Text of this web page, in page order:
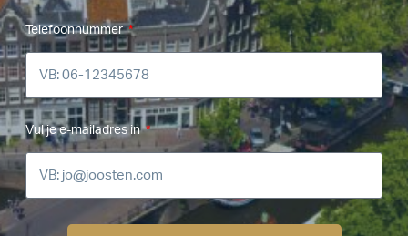
Telefoonnummer
Vul je e-mailadres in